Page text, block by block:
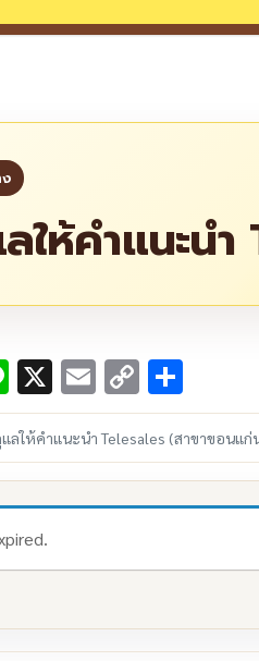
ให้คำแนะน
Line
X Email
Copy
Link
ลให้คำแนะนำ Telesales (สาขาขอนแก่